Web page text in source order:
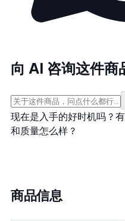
向 AI 咨询这件商
现在是入手的好时机吗？
和质量怎么样？
商品信息